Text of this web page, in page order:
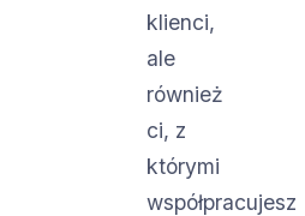
klienci,
ale
również
ci, z
którymi
współpracujesz